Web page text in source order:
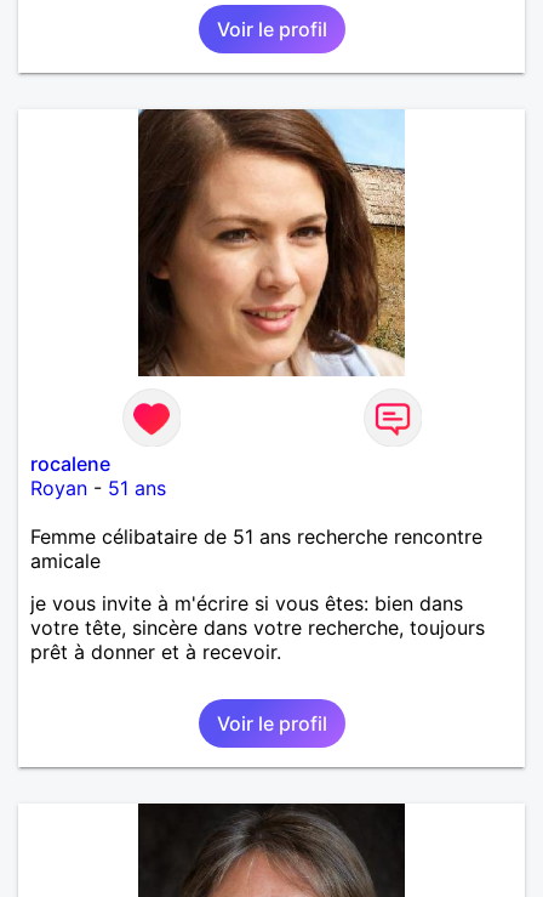
Voir le profil
rocalene
Royan - 51 ans
Femme célibataire de 51 ans recherche rencontre
amicale
je vous invite à m'écrire si vous êtes: bien dans
votre tête, sincère dans votre recherche, toujours
prêt à donner et à recevoir.
Voir le profil